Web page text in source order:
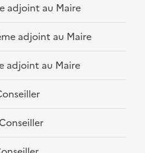
adjoint au Maire
adjoint au Maire
adjoint au Maire